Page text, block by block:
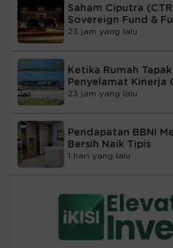
Saham Ciputra
Sovereign Fund &
23 jam yang lalu
Ketika Rumah
Penyelamat Kinerja
23 jam yang lalu
Pendapatan BBNI
Bersih Naik Tipis
1 hari yang lalu